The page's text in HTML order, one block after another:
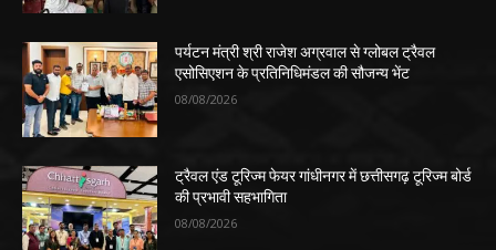
पर्यटन मंत्री श्री राजेश अग्रवाल से ग्लोबल ट्रैवल
एसोसिएशन के प्रतिनिधिमंडल की सौजन्य भेंट
08/08/2026
ट्रैवल एंड टूरिज्म फेयर गांधीनगर में छत्तीसगढ़ टूरिज्म बोर्ड
की प्रभावी सहभागिता
08/08/2026